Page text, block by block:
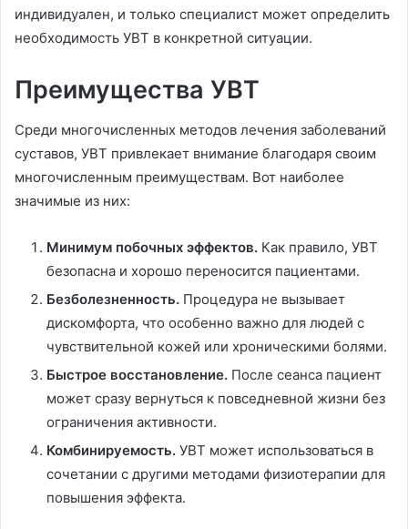
индивидуален, и только специалист может определить
необходимость УВТ в конкретной ситуации.
Преимущества УВТ
Среди многочисленных методов лечения заболеваний
суставов, УВТ привлекает внимание благодаря своим
многочисленным преимуществам. Вот наиболее
значимые из них:
Минимум побочных эффектов. Как правило, УВТ
безопасна и хорошо переносится пациентами.
Безболезненность. Процедура не вызывает
дискомфорта, что особенно важно для людей с
чувствительной кожей или хроническими болями.
Быстрое восстановление. После сеанса пациент
может сразу вернуться к повседневной жизни без
ограничения активности.
Комбинируемость. УВТ может использоваться в
сочетании с другими методами физиотерапии для
повышения эффекта.